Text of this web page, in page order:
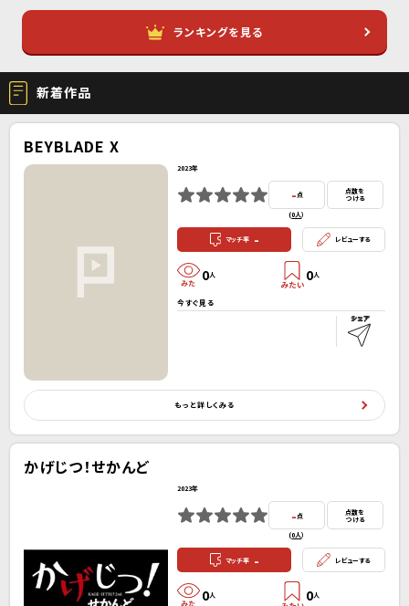
ランキングを見る
新着作品
BEYBLADE X
2023年
-点
(0人）
点数を
つける
マッチ率 - レビューする
0人 0人
今すぐ見る
もっと詳しくみる
かげじつ！せかんど
2023年
- 点
(0人）
点数を
つける
マッチ率 - レビューする
0人 0人